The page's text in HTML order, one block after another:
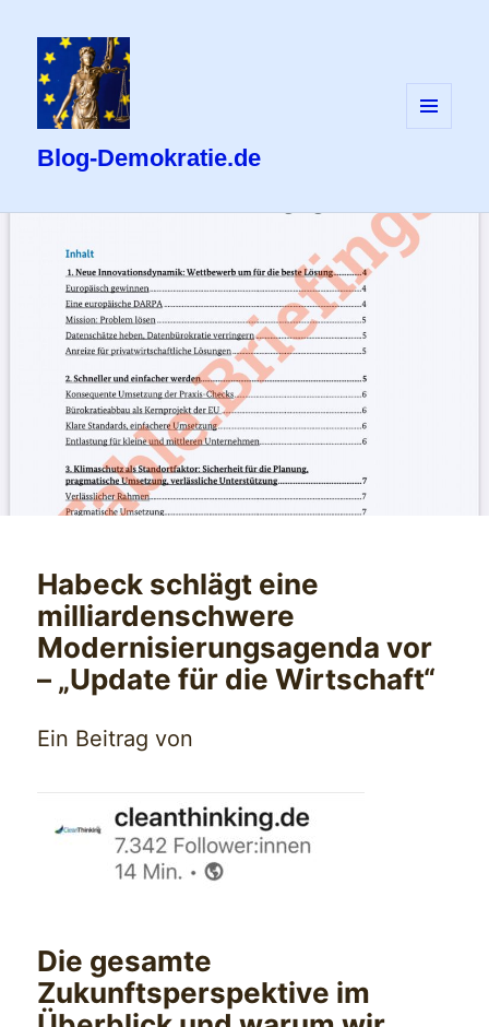
Blog-Demokratie.de
Habeck schlägt eine
milliardenschwere
Modernisierungsagenda vor
– „Update für die Wirtschaft“
Ein Beitrag von
Die gesamte
Zukunftsperspektive im